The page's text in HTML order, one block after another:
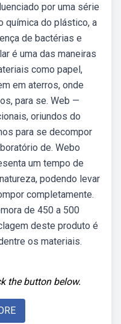
por uma série
química do plástico, a
de bactérias e
é uma das maneiras
como papel,
em aterros, onde
para se. Web —
oriundos do
para se decompor
de. Webo
um tempo de
podendo levar
completamente.
de 450 a 500
deste produto é
os materiais.
the button below.